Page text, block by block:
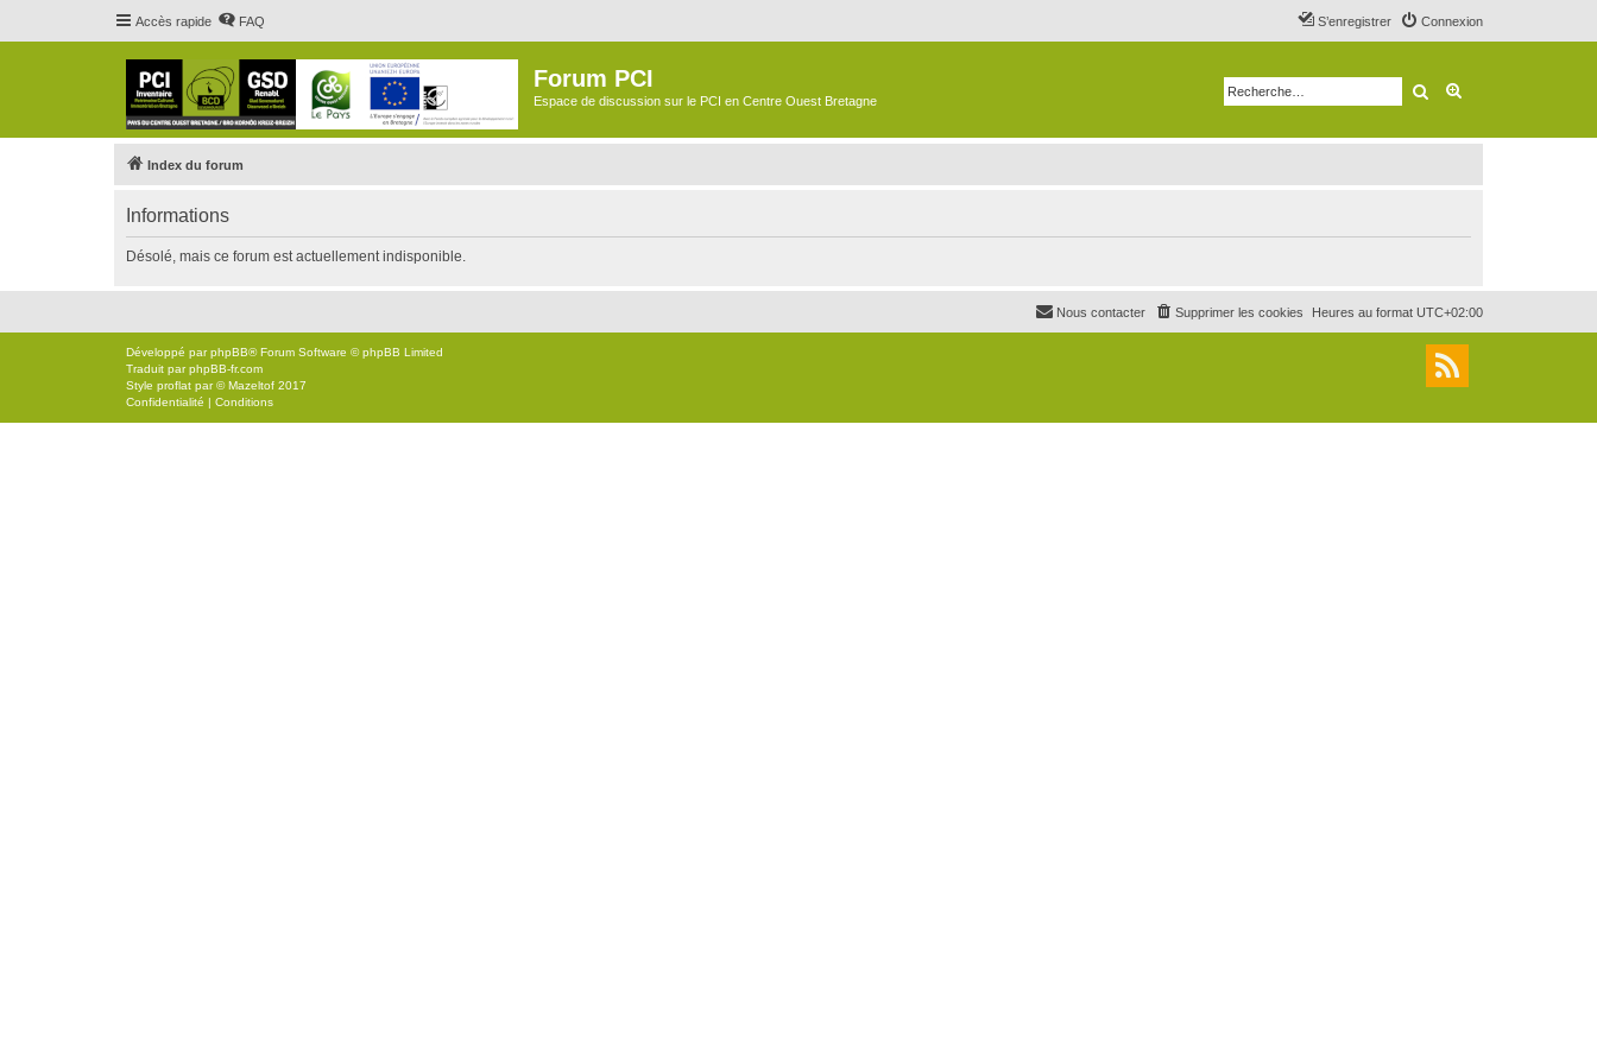
Accès rapide FAQ Connexion
S’enregistrer
Forum PCI
Espace de discussion sur le PCI en Centre Ouest Bretagne Rechercher
Index du forum
Informations
Désolé, mais ce forum est actuellement indisponible.
Heures au format UTC+02:00
Supprimer les cookies
Nous contacter
Développé parphpBB® Forum Software © phpBB Limited
Traduit parphpBB-fr.com
Style proflat par ©Mazeltof 2017
Confidentialité | Conditions